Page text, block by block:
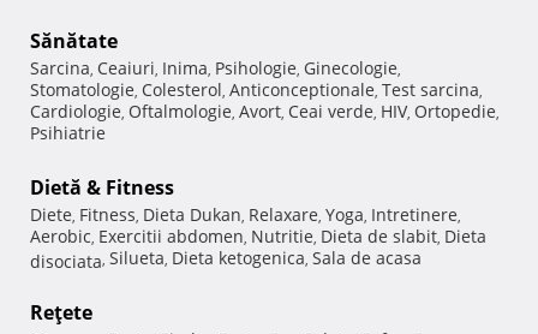
Sănătate
Sarcina, Ceaiuri, Inima, Psihologie, Ginecologie,
Stomatologie, Colesterol, Anticonceptionale, Test sarcina,
Cardiologie, Oftalmologie, Avort, Ceai verde, HIV, Ortopedie,
Psihiatrie
Dietă & Fitness
Diete, Fitness, Dieta Dukan, Relaxare, Yoga, Intretinere,
Aerobic, Exercitii abdomen, Nutritie, Dieta de slabit, Dieta
disociata, Silueta, Dieta ketogenica, Sala de acasa
Reţete